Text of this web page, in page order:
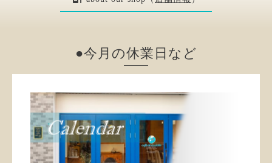
●今月の休業日など